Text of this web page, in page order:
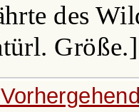
des
Größe.]